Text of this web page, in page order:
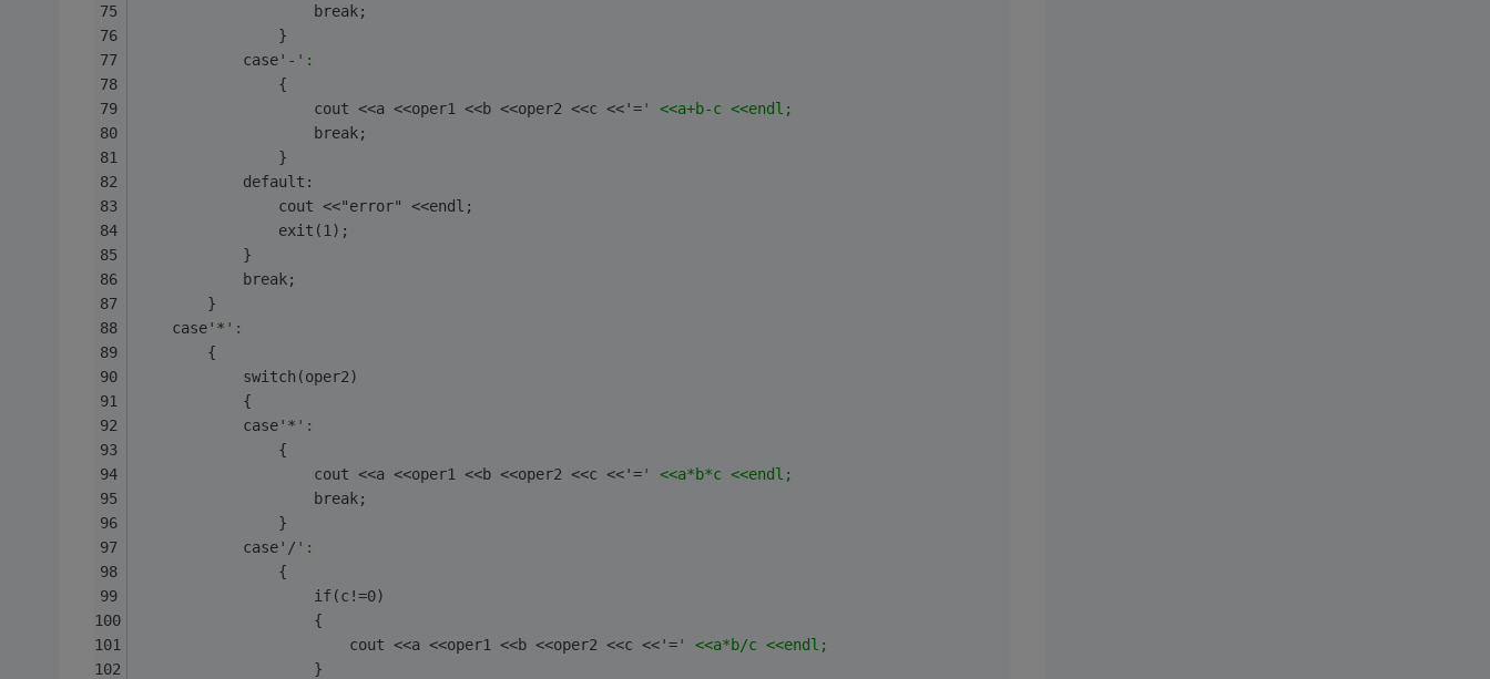
                    break;
                }
            case'-
':
                {
                    cout <<a <<oper1 <<b <<oper2 <<c <<'=
' <<a+b-c <<endl;
                    break;
                }
            default:
                cout <<"error" <<endl;
                exit(1);
            }
            break;
        }
    case'*
':
        {
            switch(oper2)
            {
            case'*
':
                {
                    cout <<a <<oper1 <<b <<oper2 <<c <<'=
' <<a*b*c <<endl;
                    break;
                }
            case'/
':
                {
                    if(c!=0)
                    {
                        cout <<a <<oper1 <<b <<oper2 <<c <<'=
' <<a*b/c <<endl;
                    }